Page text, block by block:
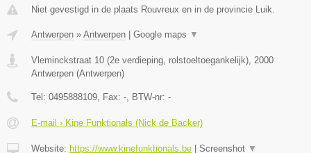
Niet gevestigd in de plaats Rouvreux en in de provincie Luik.
Antwerpen » Antwerpen Google maps ▼
Vleminckstraat 10 (2e verdieping, rolstoeltoegankelijk), 2000
Antwerpen (Antwerpen)
Tel: 0495888109, Fax: -, BTW-nr: -
E-mail › Kine Funktionals (Nick de Backer)
Website: https://www.kinefunktionals.be Screenshot ▼